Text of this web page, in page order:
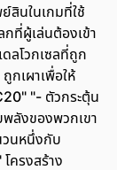
สินในเกมที่ใช้
ที่ผู้เล่นต้องเข้า
ลโวกเซลที่ถูก
กเผาเพื่อให้
"- ตัวกระตุ้น
ลังของพวกเขา
วนหนึ่งกับ
ครงสร้าง